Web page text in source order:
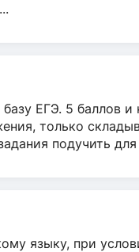
ЕГЭ. 5 баллов
только
подучить
языку, при